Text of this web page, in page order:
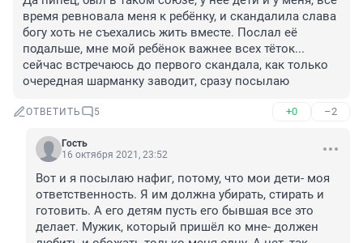
время ревновала меня к ребёнку, и скандалила слава
богу хоть не съехались жить вместе. Послал её
подальше, мне мой ребёнок важнее всех тёток...
сейчас встречаюсь до первого скандала, как только
очередная шарманку заводит, сразу посылаю
ОТВЕТИТЬ 5 +0 –2
Гость
16 октября 2021, 23:52
Вот и я посылаю нафиг, потому, что мои дети- моя
ответственность. Я им должна убирать, стирать и
готовить. А его детям пусть его бывшая все это
делает. Мужик, который пришёл ко мне- должен